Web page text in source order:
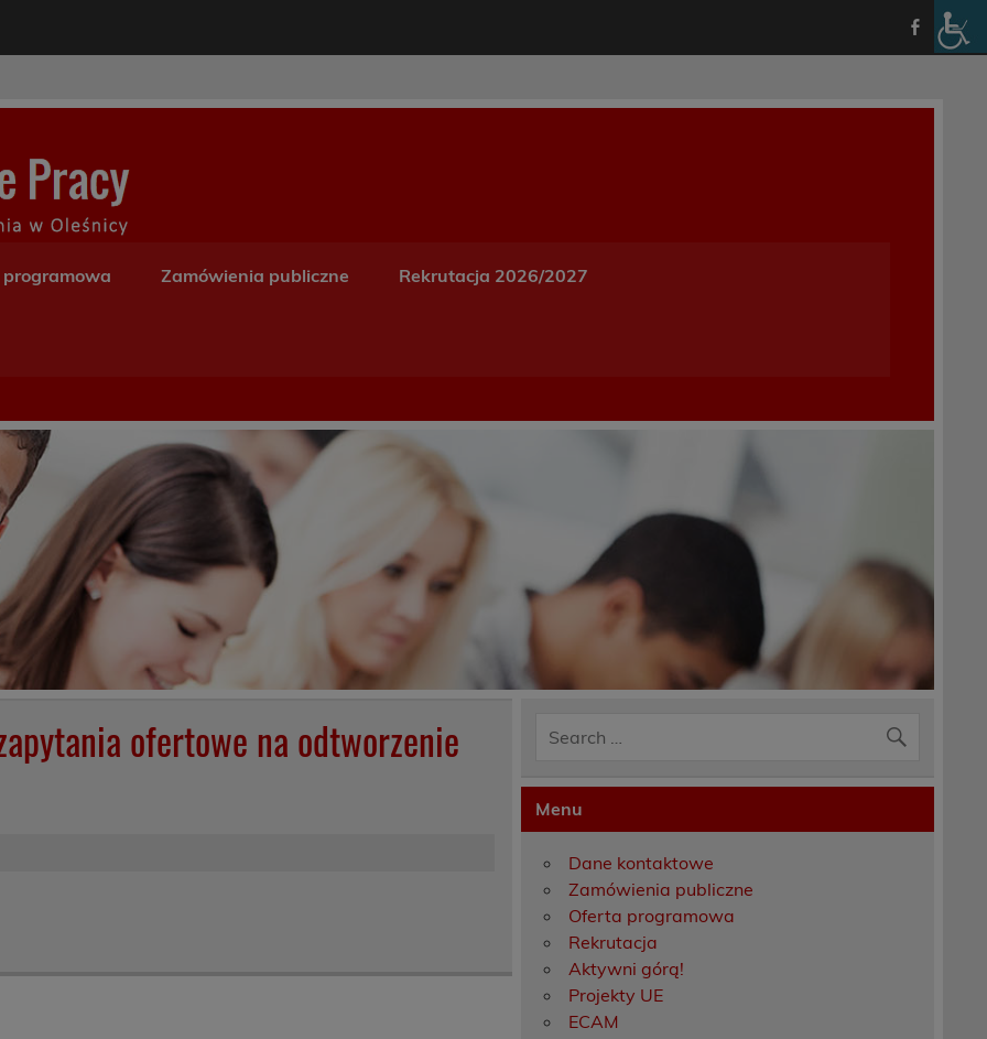
Zamówienia publiczne Rekrutacja 2026/2027
ofertowe na odtworzenie
Menu
Dane kontaktowe
Zamówienia publiczne
Oferta programowa
Rekrutacja
Aktywni górą!
Projekty UE
ECAM